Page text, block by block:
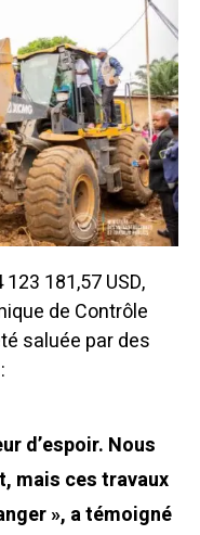
181,57 USD,
de Contrôle
saluée par des
d’espoir. Nous
mais ces travaux
», a témoigné